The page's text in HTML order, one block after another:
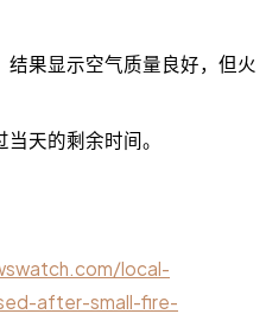
果显示空气质量良好，但火
天的剩余时间。
local-
after-small-fire-